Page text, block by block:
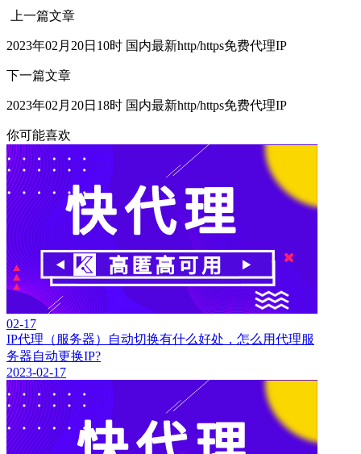
上一篇文章
2023年02月20日10时 国内最新http/https免费代理IP
下一篇文章
2023年02月20日18时 国内最新http/https免费代理IP
你可能喜欢
02-17
IP代理（服务器）自动切换有什么好处，怎么用代理服
务器自动更换IP?
2023-02-17